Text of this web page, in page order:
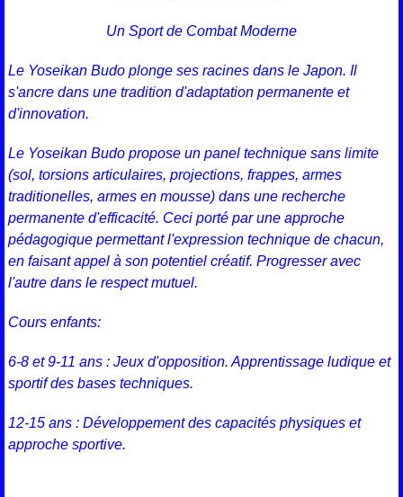
Un Sport de Combat Moderne
Le Yoseikan Budo plonge ses racines dans le Japon. Il
s'ancre dans une tradition d'adaptation permanente et
d'innovation.
Le Yoseikan Budo propose un panel technique sans limite
(sol, torsions articulaires, projections, frappes, armes
traditionelles, armes en mousse) dans une recherche
permanente d'efficacité. Ceci porté par une approche
pédagogique permettant l'expression technique de chacun,
en faisant appel à son potentiel créatif. Progresser avec
l'autre dans le respect mutuel.
Cours enfants:
6-8 et 9-11 ans : Jeux d'opposition. Apprentissage ludique et
sportif des bases techniques.
12-15 ans : Développement des capacités physiques et
approche sportive.